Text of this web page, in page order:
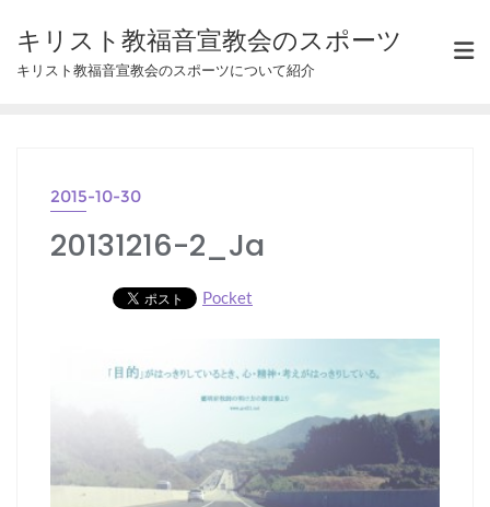
content
キリスト教福音宣教会のスポーツ
キリスト教福音宣教会のスポーツについて紹介
2015-10-30
20131216-2_Ja
Pocket